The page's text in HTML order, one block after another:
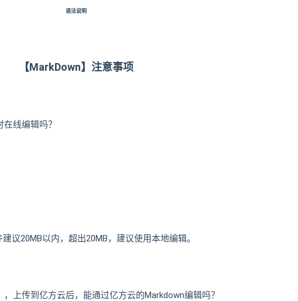
语法说明
【MarkDown】注意事项
线编辑吗？
议20MB以内，超出20MB，建议使用本地编辑。
上传到亿方云后，能通过亿方云的Markdown编辑吗？